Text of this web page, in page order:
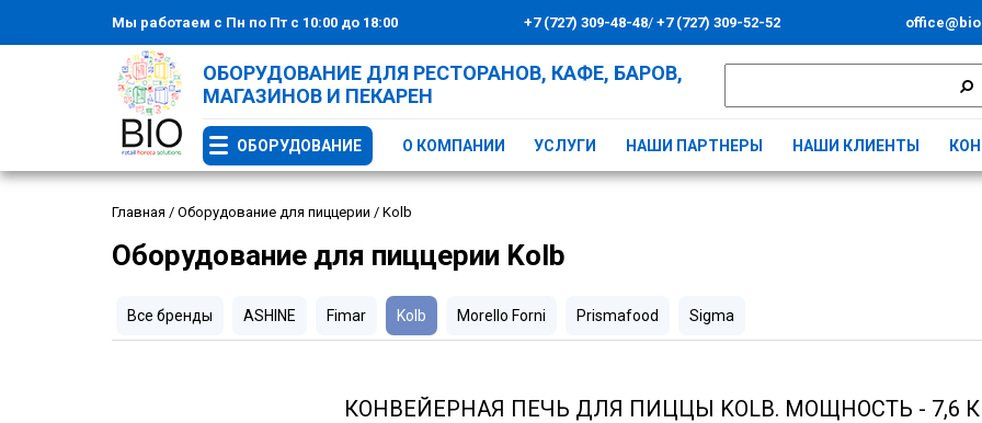
Мы работаем с Пн по Пт с 10:00 до 18:00 +7 (727) 309-48-48/+7 (727) 309-52-52
ОБОРУДОВАНИЕ ДЛЯ РЕСТОРАНОВ, КАФЕ, БАРОВ,
МАГАЗИНОВ И ПЕКАРЕН
ОБОРУДОВАНИЕ О КОМПАНИИ УСЛУГИ НАШИ ПАРТНЕРЫ НАШИ КЛИЕНТЫ
Главная / Оборудование для пиццерии / Kolb
Оборудование для пиццерии Kolb
Все бренды ASHINE Fimar Kolb Morello Forni Prismafood Sigma
КОНВЕЙЕРНАЯ ПЕЧЬ ДЛЯ ПИЦЦЫ KOLB. МОЩНОСТЬ - 7,6